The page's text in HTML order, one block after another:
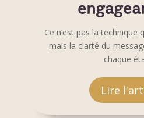
Ce n’est pas la technique
mais la clarté du
chaque
Lire